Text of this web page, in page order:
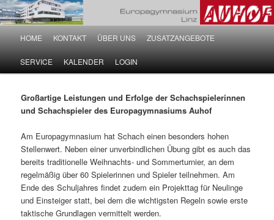
Zum Inhalt wechseln
Zum sekundären Inhalt wechseln
HOME KONTAKT ÜBER UNS ZUSATZANGEBOTE
SERVICE KALENDER LOGIN
Großartige Leistungen und Erfolge der Schachspielerinnen
und Schachspieler des Europagymnasiums Auhof
Am Europagymnasium hat Schach einen besonders hohen
Stellenwert. Neben einer unverbindlichen Übung gibt es auch das
bereits traditionelle Weihnachts- und Sommerturnier, an dem
regelmäßig über 60 Spielerinnen und Spieler teilnehmen. Am
Ende des Schuljahres findet zudem ein Projekttag für Neulinge
und Einsteiger statt, bei dem die wichtigsten Regeln sowie erste
taktische Grundlagen vermittelt werden.